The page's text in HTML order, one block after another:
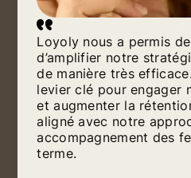
Loyoly nous a permis
d’amplifier notre
de manière très
levier clé pour engager
et augmenter la
aligné avec notre
accompagnement des
terme.